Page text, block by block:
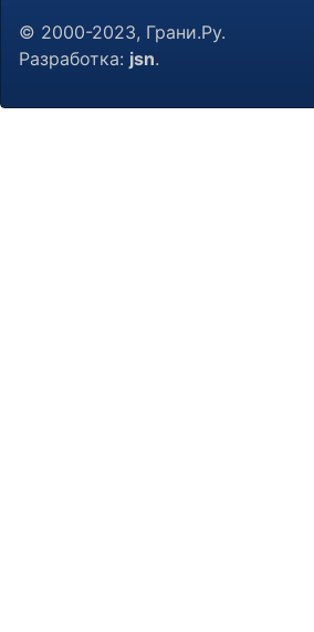
© 2000-2023, Грани.Ру.
Разработка: jsn.